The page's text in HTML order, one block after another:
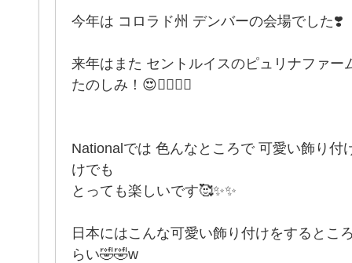
今年は コロラド州 デンバーの会場でした❣️
来年はまた セントルイスのピュリナファー
たのしみ！😍❤️‍🔥❤️‍🔥
Nationalでは 色んなところで 可愛い飾り付
けでも
とっても楽しいです🥰✨✨
日本にはこんな可愛い飾り付けをするとこ
らい🤣🤣w